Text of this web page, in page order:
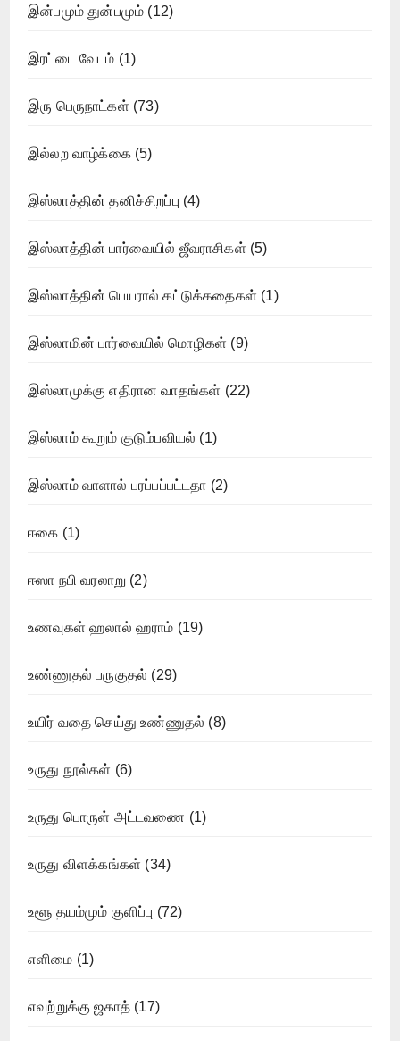
இன்பமும் துன்பமும் (12)
இரட்டை வேடம் (1)
இரு பெருநாட்கள் (73)
இல்லற வாழ்க்கை(5)
இஸ்லாத்தின் தனிச்சிறப்பு (4)
இஸ்லாத்தின் பார்வையில் ஜீவராசிகள் (5)
இஸ்லாத்தின் பெயரால் கட்டுக்கதைகள் (1)
இஸ்லாமின் பார்வையில் மொழிகள் (9)
இஸ்லாமுக்கு எதிரான வாதங்கள் (22)
இஸ்லாம் கூறும் குடும்பவியல் (1)
இஸ்லாம் வாளால் பரப்பப்பட்டதா (2)
ஈகை (1)
ஈஸா நபி வரலாறு (2)
உணவுகள் ஹலால் ஹராம் (19)
உண்ணுதல் பருகுதல் (29)
உயிர் வதை செய்து உண்ணுதல் (8)
உருது நூல்கள் (6)
உருது பொருள் அட்டவணை (1)
உருது விளக்கங்கள் (34)
உளூ தயம்மும் குளிப்பு (72)
எளிமை (1)
எவற்றுக்கு ஜகாத் (17)